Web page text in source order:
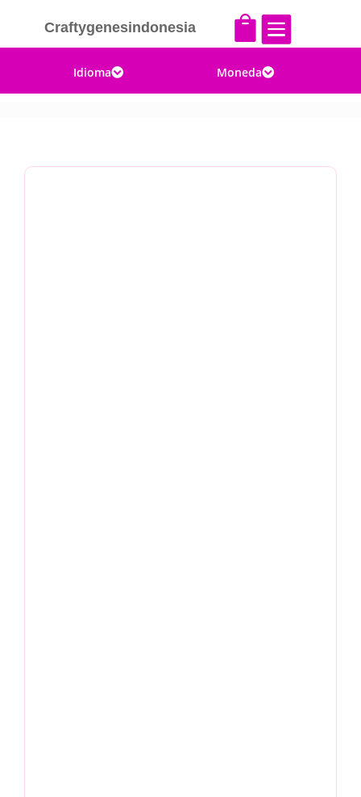
Craftygenesindonesia  
Idioma Moneda